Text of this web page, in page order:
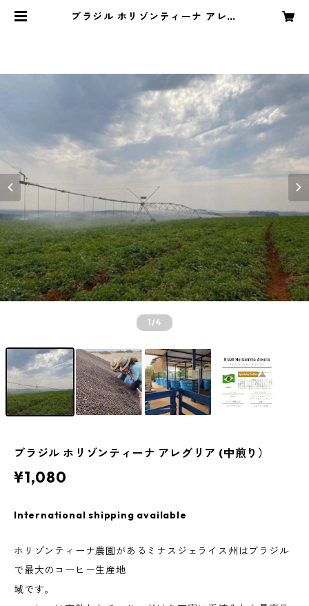
ブラジル ホリゾンティーナ アレグ
1/4
ブラジル ホリゾンティーナ アレグリア (中煎り）
¥1,080
International shipping available
ホリゾンティーナ農園があるミナスジェライス州はブラジル
で最大のコーヒー生産地
域です。